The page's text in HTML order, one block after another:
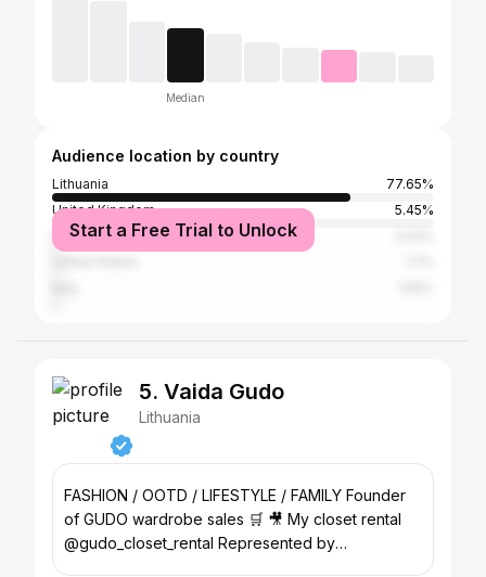
Median
Audience location by country
Lithuania
77.65%
United Kingdom
5.45%
Norway
Start a Free Trial to Unlock
5. Vaida Gudo
Lithuania
FASHION / OOTD / LIFESTYLE / FAMILY Founder
of GUDO wardrobe sales 🛒 🎥 My closet rental
@gudo_closet_rental Represented by